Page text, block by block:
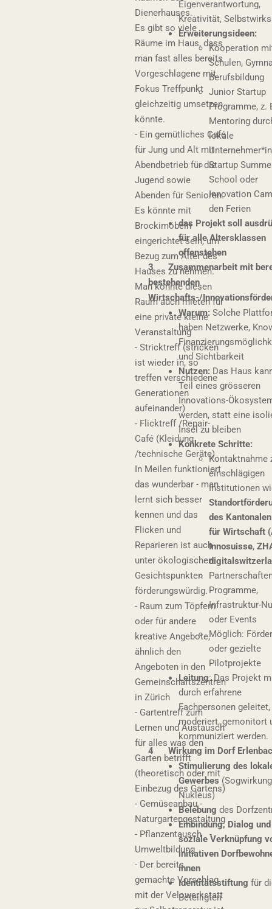
Eigenverantwortung,
Kreativität,
Erweiterungsideen:
Kooperation
Schulen,
Berufsbildung
Junior Startup
Programme, z.
Mentoring
lokale
Startup
School oder
Innovation
den Ferien
das Projekt soll
für alle Altersklassen
offenstehen
3 Zusammenarbeit mit
bestehenden
Wirtschafts-/
Warum:Solche
haben Netzwerke,
und Sichtbarkeit
Nutzen:Das Haus
Teil eines grösseren
Innovations-
werden, statt eine
Insel zu bleiben
Konkrete Schritte:
Kontaktnahme
einschlägigen
Institutionen
des
für Wirtschaft
Innosuisse,
Programme,
Infrastruktur-
oder Events
Möglich:
oder gezielte
Pilotprojekte
Leitung: Das Projekt
durch erfahrene
Fachpersonen geleitet,
moderiert, gemonitort
kommuniziert werden.
4 Wirkung im Dorf
Stimulierung des
Gewerbes
Nukleus)
Belebung des
Einbindung, Dialog und
soziale Verknüpfung
initiativen
innen
Identitätsstiftung für
Beteiligten
Dienerhauses.
Es gibt so viele
Räume im Haus, dass
man fast alles bereits
Vorgeschlagene mit
Fokus Treffpunkt
gleichzeitig umsetzen
könnte.
- Ein gemütliches Café
für Jung und Alt mit
Abendbetrieb für die
Jugend sowie
Abenden für Senioren.
Es könnte mit
Brockimöbeln
eingerichtet sein, um
Bezug zum Alter des
Hauses zu nehmen.
Man könnte diesen
Raum auch mieten für
eine private kleine
Veranstaltung
- Stricktreff (stricken
ist wieder in, so
treffen verschiedene
Generationen
aufeinander)
- Flicktreff /Repair-
Café (Kleidung
/technische Geräte)
In Meilen funktioniert
das wunderbar - man
lernt sich besser
kennen und das
Flicken und
Reparieren ist auch
unter ökologischen
Gesichtspunkten
förderungswürdig.
- Raum zum Töpfern
oder für andere
kreative Angebote,
ähnlich den
Angeboten in den
Gemeinschaftszentren
in Zürich
- Gartentreff zum
Lernen und Austausch
für alles was den
Garten betrifft
(theoretisch oder mit
Einbezug des Gartens)
- Gemüseanbau -
Naturgartengestaltung
- Pflanzentausch -
Umweltbildung
- Der bereits
gemachte Vorschlag
mit der Velowerkstatt